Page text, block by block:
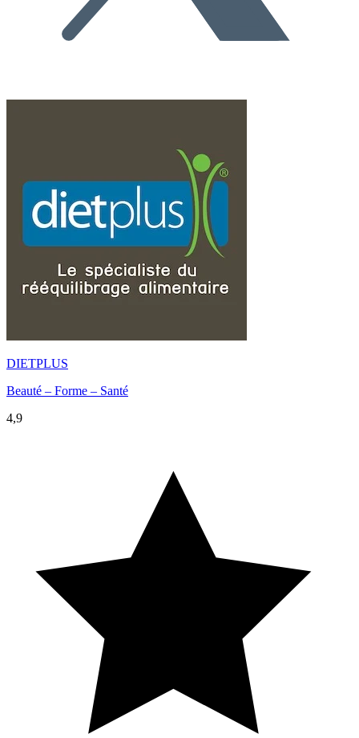
DIETPLUS
Beauté – Forme – Santé
4,9